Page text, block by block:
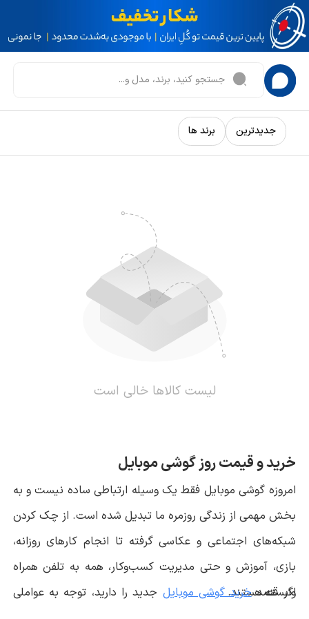
جدیدترین برند ها
لیست کالاها خالی است
خرید و قیمت روز گوشی موبایل
امروزه گوشی موبایل فقط یک وسیله ارتباطی ساده نیست و به
بخش مهمی از زندگی روزمره ما تبدیل شده است. از چک کردن
شبکه‌های اجتماعی و عکاسی گرفته تا انجام کارهای روزانه،
بازی، آموزش و حتی مدیریت کسب‌وکار، همه به تلفن همراه
وابسته هستند.
اگر قصدخرید گوشی موبایل جدید را دارید، توجه به عواملی